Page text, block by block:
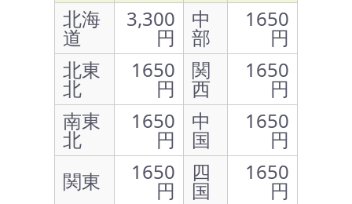
北海
道
3,300
円
中
部
1650
円
北東
北
1650
円
関
西
1650
円
南東
北
1650
円
中
国
1650
円
関東
1650
円
四
国
1650
円